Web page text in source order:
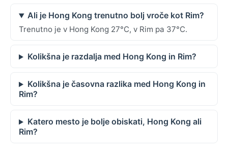
Ali je Hong Kong trenutno bolj vroče kot Rim?
Trenutno je v Hong Kong 27°C, v Rim pa 37°C.
Kolikšna je razdalja med Hong Kong in Rim?
Kolikšna je časovna razlika med Hong Kong in
Rim?
Katero mesto je bolje obiskati, Hong Kong ali
Rim?